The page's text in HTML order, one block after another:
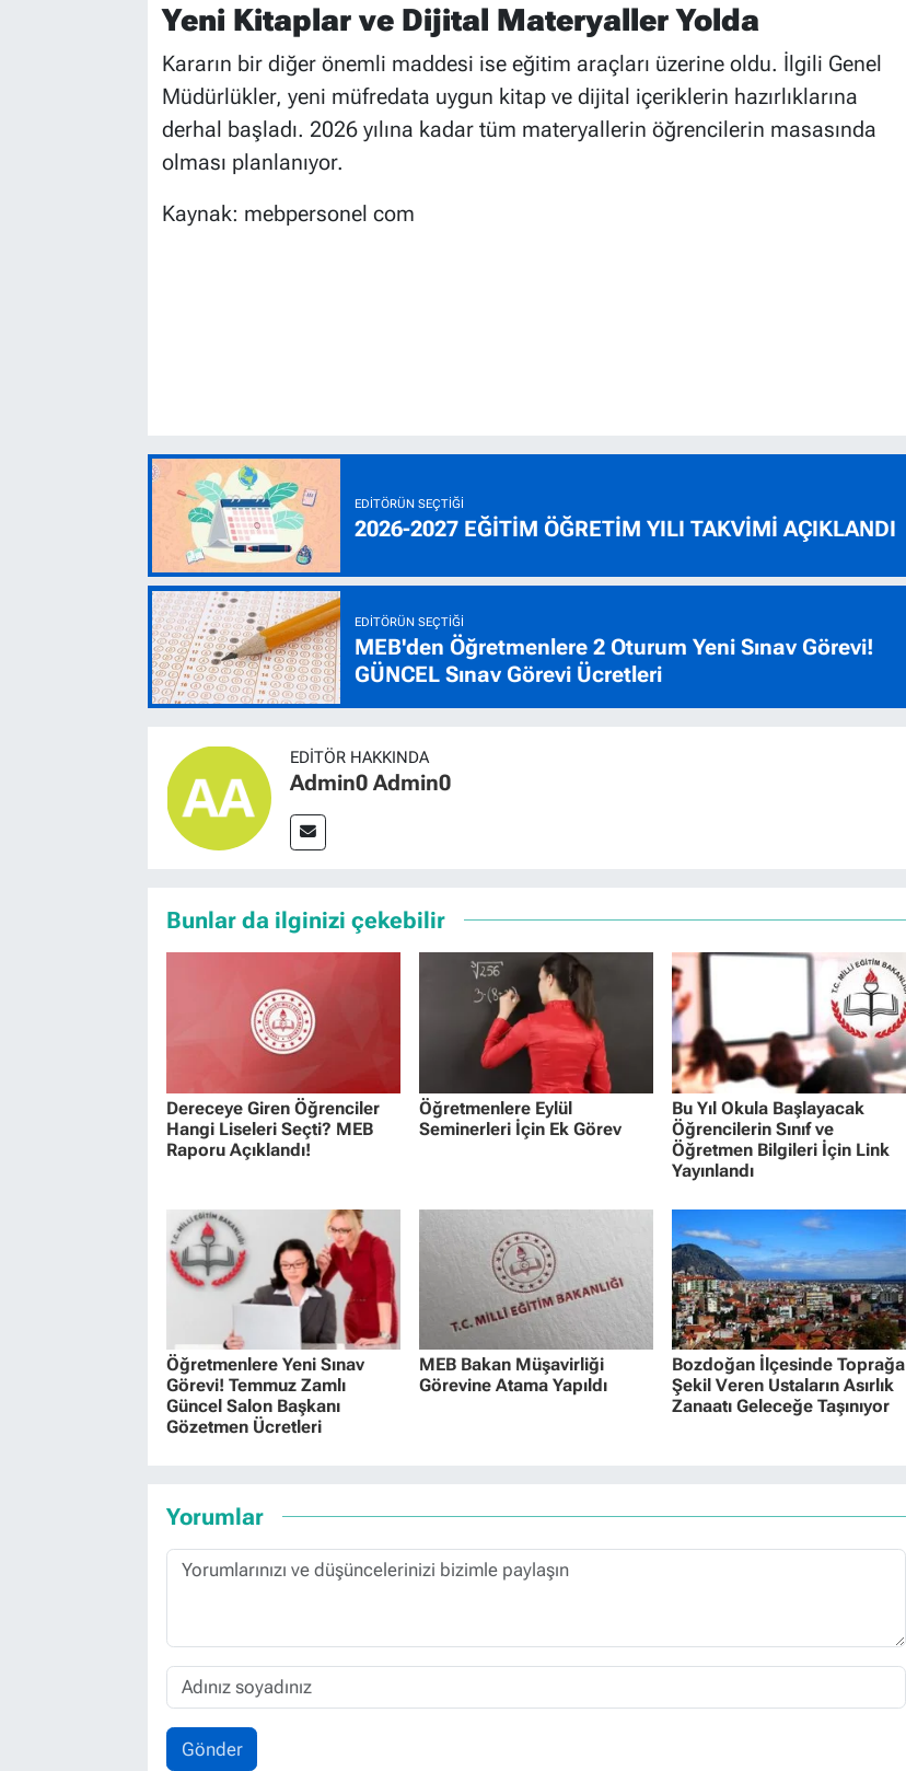
Yeni Kitaplar ve Dijital Materyaller Yolda
Kararın bir diğer önemli maddesi ise eğitim araçları üzerine oldu. İlgili Genel
Müdürlükler, yeni müfredata uygun kitap ve dijital içeriklerin hazırlıklarına
derhal başladı. 2026 yılına kadar tüm materyallerin öğrencilerin masasında
olması planlanıyor.
Kaynak: mebpersonel com
EDITÖRÜN SEÇTIĞI
2026-2027 EĞİTİM ÖĞRETİM YILI TAKVİMİ AÇIKLANDI
EDITÖRÜN SEÇTIĞI
MEB'den Öğretmenlere 2 Oturum Yeni Sınav Görevi!
GÜNCEL Sınav Görevi Ücretleri
EDITÖR HAKKINDA
Admin0 Admin0
Bunlar da ilginizi çekebilir
Dereceye Giren Öğrenciler
Hangi Liseleri Seçti? MEB
Raporu Açıklandı!
Öğretmenlere Eylül
Seminerleri İçin Ek Görev
Bu Yıl Okula Başlayacak
Öğrencilerin Sınıf ve
Öğretmen Bilgileri İçin Link
Yayınlandı
Öğretmenlere Yeni Sınav
Görevi! Temmuz Zamlı
Güncel Salon Başkanı
Gözetmen Ücretleri
MEB Bakan Müşavirliği
Görevine Atama Yapıldı
Bozdoğan İlçesinde Toprağa
Şekil Veren Ustaların Asırlık
Zanaatı Geleceğe Taşınıyor
Yorumlar
Gönder